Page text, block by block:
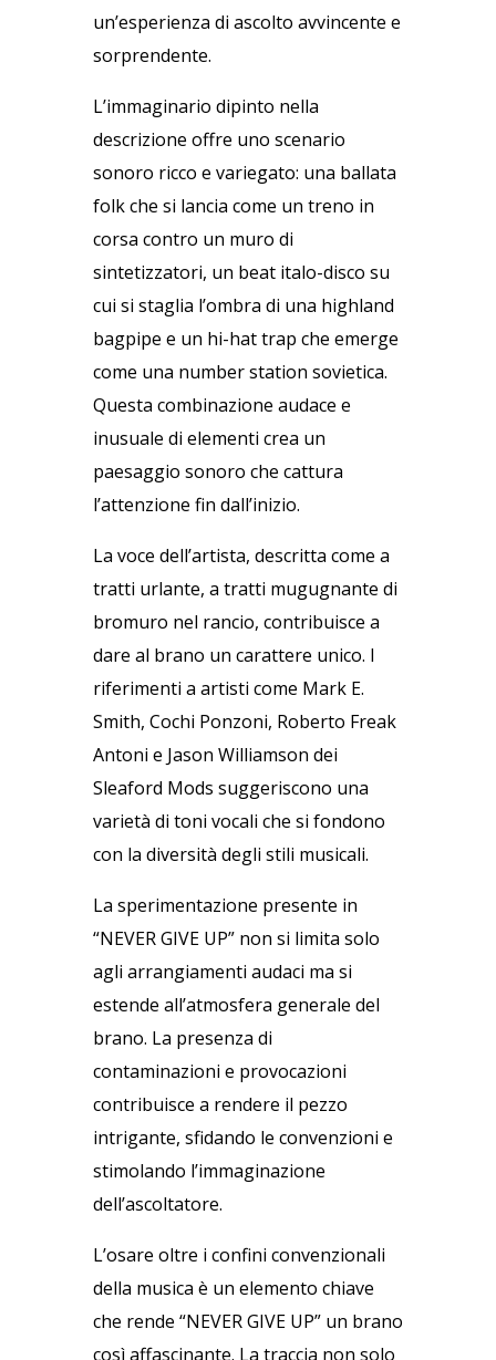
un’esperienza di ascolto avvincente e
sorprendente.
L’immaginario dipinto nella
descrizione offre uno scenario
sonoro ricco e variegato: una ballata
folk che si lancia come un treno in
corsa contro un muro di
sintetizzatori, un beat italo-disco su
cui si staglia l’ombra di una highland
bagpipe e un hi-hat trap che emerge
come una number station sovietica.
Questa combinazione audace e
inusuale di elementi crea un
paesaggio sonoro che cattura
l’attenzione fin dall’inizio.
La voce dell’artista, descritta come a
tratti urlante, a tratti mugugnante di
bromuro nel rancio, contribuisce a
dare al brano un carattere unico. I
riferimenti a artisti come Mark E.
Smith, Cochi Ponzoni, Roberto Freak
Antoni e Jason Williamson dei
Sleaford Mods suggeriscono una
varietà di toni vocali che si fondono
con la diversità degli stili musicali.
La sperimentazione presente in
“NEVER GIVE UP” non si limita solo
agli arrangiamenti audaci ma si
estende all’atmosfera generale del
brano. La presenza di
contaminazioni e provocazioni
contribuisce a rendere il pezzo
intrigante, sfidando le convenzioni e
stimolando l’immaginazione
dell’ascoltatore.
L’osare oltre i confini convenzionali
della musica è un elemento chiave
che rende “NEVER GIVE UP” un brano
così affascinante. La traccia non solo